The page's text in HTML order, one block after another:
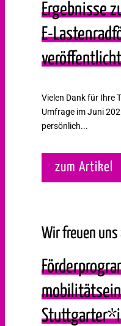
Ergebnisse
E-
veröffentlicht
Vielen Dank für Ihre
Umfrage im Juni
persönlich...
zum Artikel
Wir freuen